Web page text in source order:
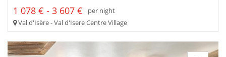
1 078 € - 3 607 €
per night
Val d'Isère - Val d'Isere Centre Village